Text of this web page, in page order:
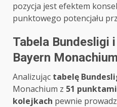
pozycja jest efektem
punktowego potencjału
Tabela Bundesligi
Bayern Monachium
Analizując tabelę
Monachium z 51
kolejkach pewnie